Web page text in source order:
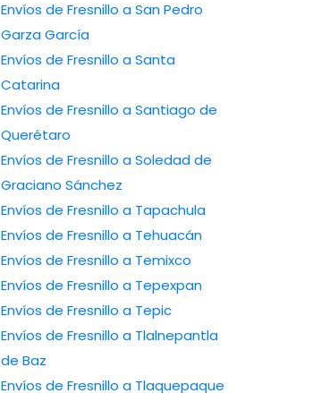
Envíos de Fresnillo a San Pedro
Garza García
Envíos de Fresnillo a Santa
Catarina
Envíos de Fresnillo a Santiago de
Querétaro
Envíos de Fresnillo a Soledad de
Graciano Sánchez
Envíos de Fresnillo a Tapachula
Envíos de Fresnillo a Tehuacán
Envíos de Fresnillo a Temixco
Envíos de Fresnillo a Tepexpan
Envíos de Fresnillo a Tepic
Envíos de Fresnillo a Tlalnepantla
de Baz
Envíos de Fresnillo a Tlaquepaque